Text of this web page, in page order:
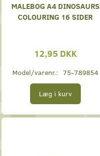
MALEBOG A4 DINOSAURS
COLOURING 16 SIDER
12,95 DKK
Model/varenr.: 75-789854
Læg i kurv